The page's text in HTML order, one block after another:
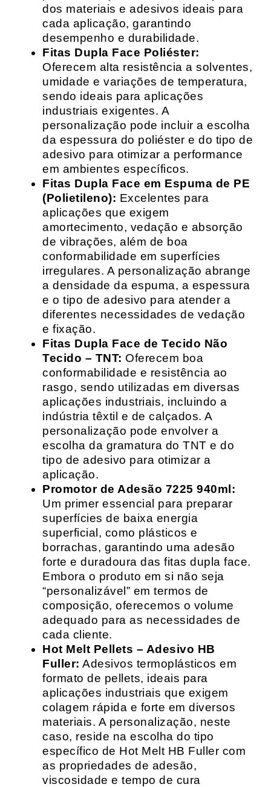
dos materiais e adesivos ideais para
cada aplicação, garantindo
desempenho e durabilidade.
Fitas Dupla Face Poliéster:
Oferecem alta resistência a solventes,
umidade e variações de temperatura,
sendo ideais para aplicações
industriais exigentes. A
personalização pode incluir a escolha
da espessura do poliéster e do tipo de
adesivo para otimizar a performance
em ambientes específicos.
Fitas Dupla Face em Espuma de PE
(Polietileno): Excelentes para
aplicações que exigem
amortecimento, vedação e absorção
de vibrações, além de boa
conformabilidade em superfícies
irregulares. A personalização abrange
a densidade da espuma, a espessura
e o tipo de adesivo para atender a
diferentes necessidades de vedação
e fixação.
Fitas Dupla Face de Tecido Não
Tecido – TNT: Oferecem boa
conformabilidade e resistência ao
rasgo, sendo utilizadas em diversas
aplicações industriais, incluindo a
indústria têxtil e de calçados. A
personalização pode envolver a
escolha da gramatura do TNT e do
tipo de adesivo para otimizar a
aplicação.
Promotor de Adesão 7225 940ml:
Um primer essencial para preparar
superfícies de baixa energia
superficial, como plásticos e
borrachas, garantindo uma adesão
forte e duradoura das fitas dupla face.
Embora o produto em si não seja
“personalizável” em termos de
composição, oferecemos o volume
adequado para as necessidades de
cada cliente.
Hot Melt Pellets – Adesivo HB
Fuller: Adesivos termoplásticos em
formato de pellets, ideais para
aplicações industriais que exigem
colagem rápida e forte em diversos
materiais. A personalização, neste
caso, reside na escolha do tipo
específico de Hot Melt HB Fuller com
as propriedades de adesão,
viscosidade e tempo de cura